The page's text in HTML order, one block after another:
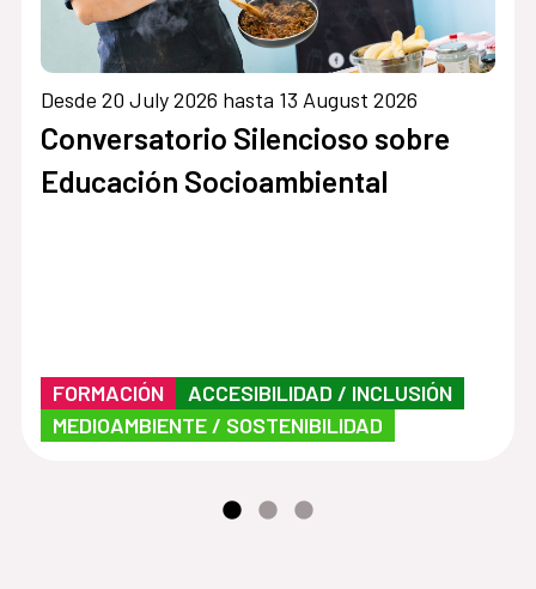
Desde 20 July 2026 hasta 13 August 2026
Conversatorio Silencioso sobre
Educación Socioambiental
FORMACIÓN
ACCESIBILIDAD / INCLUSIÓN
MEDIOAMBIENTE / SOSTENIBILIDAD